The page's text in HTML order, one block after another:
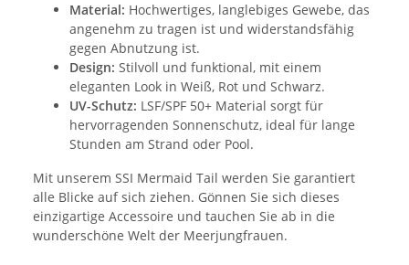
Material: Hochwertiges, langlebiges Gewebe, das
angenehm zu tragen ist und widerstandsfähig
gegen Abnutzung ist.
Design: Stilvoll und funktional, mit einem
eleganten Look in Weiß, Rot und Schwarz.
UV-Schutz: LSF/SPF 50+ Material sorgt für
hervorragenden Sonnenschutz, ideal für lange
Stunden am Strand oder Pool.
Mit unserem SSI Mermaid Tail werden Sie garantiert
alle Blicke auf sich ziehen. Gönnen Sie sich dieses
einzigartige Accessoire und tauchen Sie ab in die
wunderschöne Welt der Meerjungfrauen.